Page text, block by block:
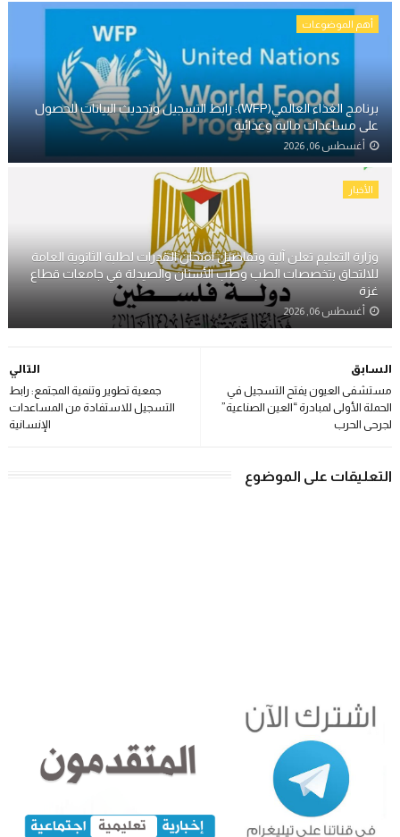
أهم الموضوعات
برنامج الغذاء العالمي(WFP): رابط التسجيل وتحديث البيانات للحصول
على مساعدات مالية وغذائية
أغسطس 06, 2026
الأخبار
وزارة التعليم تعلن آلية وتفاصيل امتحان القدرات لطلبة الثانوية العامة
للالتحاق بتخصصات الطب وطب الأسنان والصيدلة في جامعات قطاع
غزة
أغسطس 06, 2026
التالي
جمعية تطوير وتنمية المجتمع: رابط
التسجيل للاستفادة من المساعدات
الإنسانية
السابق
مستشفى العيون يفتح التسجيل في
الحملة الأولى لمبادرة “العين الصناعية”
لجرحى الحرب
التعليقات على الموضوع